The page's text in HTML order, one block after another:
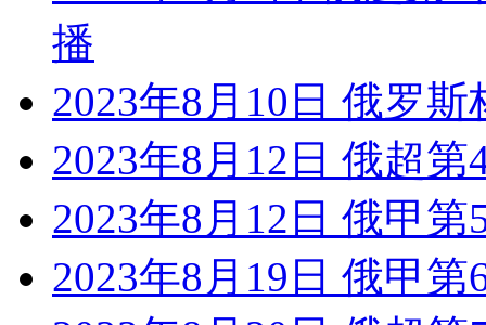
播
2023年8月10日 俄罗
2023年8月12日 俄超
2023年8月12日 俄甲
2023年8月19日 俄甲